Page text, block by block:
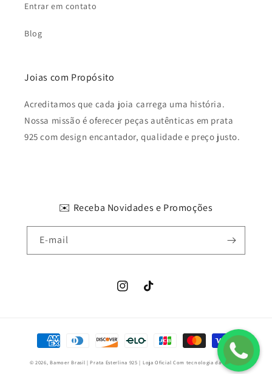
Entrar em contato
Blog
Joias com Propósito
Acreditamos que cada joia carrega uma história.
Nossa missão é oferecer peças autênticas em prata
925 com design encantador, qualidade e preço justo.
✉️ Receba Novidades e Promoções
E-mail
InstagramTikTok
Formas
de
pagamento
© 2026,Bamoer Brasil | Prata Esterlina 925 | Loja Oficial Com tecnologia da Shopify